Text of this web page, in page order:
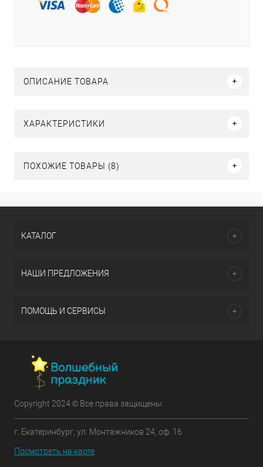
ОПИСАНИЕ ТОВАРА
ХАРАКТЕРИСТИКИ
ПОХОЖИЕ ТОВАРЫ (8)
КАТАЛОГ
НАШИ ПРЕДЛОЖЕНИЯ
ПОМОЩЬ И СЕРВИСЫ
Copyright 2024 © Все права защищены.
г. Екатеринбург, ул. Монтажников 24, оф. 16
Посмотреть на карте